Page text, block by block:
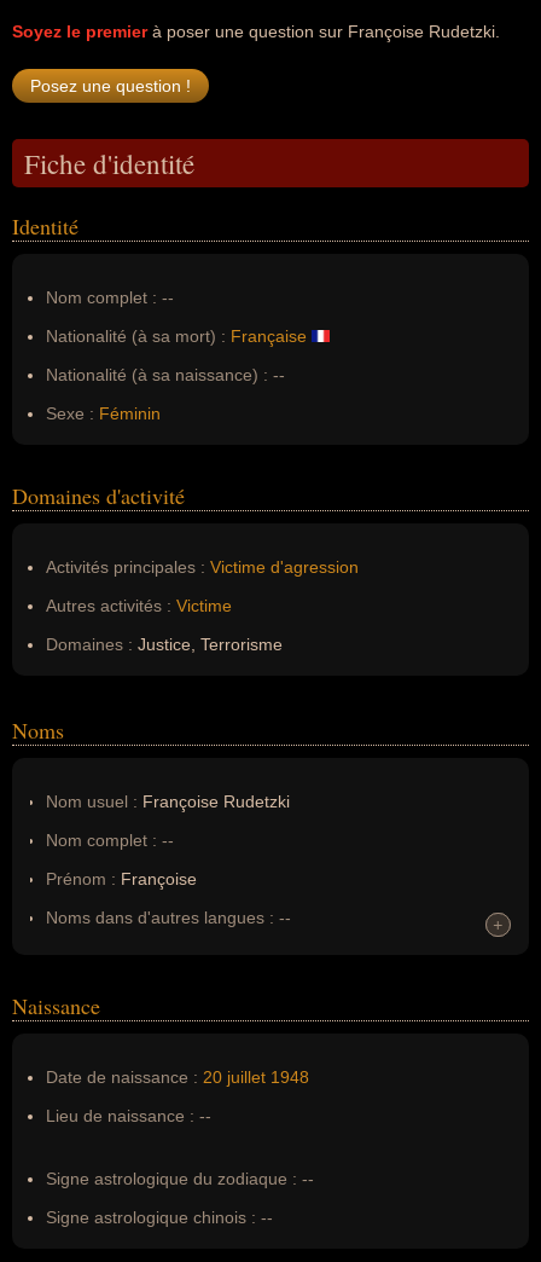
Soyez le premierà poser une question sur Françoise Rudetzki.
Fiche d'identité
Identité
Nom complet : --
Nationalité (à sa mort) : Française
Nationalité (à sa naissance) : --
Sexe : Féminin
Domaines d'activité
Activités principales : Victime d'agression
Autres activités : Victime
Domaines : Justice, Terrorisme
Noms
Nom usuel : Françoise Rudetzki
Nom complet : --
Prénom : Françoise
Noms dans d'autres langues : --
Nom de famille :Rudetzki
+
+
Naissance
Date de naissance : 20 juillet 1948
Lieu de naissance : --
Signe astrologique du zodiaque : --
Signe astrologique chinois : --